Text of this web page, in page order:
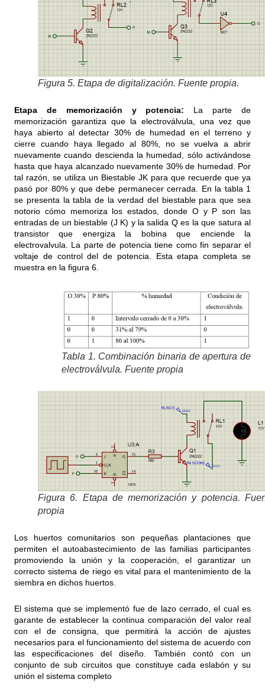
Figura 5. Etapa de digitalización. Fuente propia.
Etapa de memorización y potencia: La parte de
memorización garantiza que la electroválvula, una vez que
haya abierto al detectar 30% de humedad en el terreno y
cierre cuando haya llegado al 80%, no se vuelva a abrir
nuevamente cuando descienda la humedad, sólo activándose
hasta que haya alcanzado nuevamente 30% de humedad. Por
tal razón, se utiliza un Biestable JK para que recuerde que ya
pasó por 80% y que debe permanecer cerrada. En la tabla 1
se presenta la tabla de la verdad del biestable para que sea
notorio cómo memoriza los estados, donde O y P son las
entradas de un biestable (J K) y la salida Q es la que satura al
transistor que energiza la bobina que enciende la
electrovalvula. La parte de potencia tiene como fin separar el
voltaje de control del de potencia. Esta etapa completa se
muestra en la figura 6.
Tabla 1. Combinación binaria de apertura de
electroválvula. Fuente propia
Figura 6. Etapa de memorización y potencia.
propia
Los huertos comunitarios son pequeñas plantaciones que
permiten el autoabastecimiento de las familias participantes
promoviendo la unión y la cooperación, el garantizar un
correcto sistema de riego es vital para el mantenimiento de la
siembra en dichos huertos.
El sistema que se implementó fue de lazo cerrado, el cual es
garante de establecer la continua comparación del valor real
con el de consigna, que permitirá la acción de ajustes
necesarios para el funcionamiento del sistema de acuerdo con
las especificaciones del diseño. También contó con un
conjunto de sub circuitos que constituye cada eslabón y su
unión el sistema completo